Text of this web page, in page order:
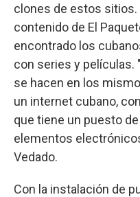
clones de estos sitios.
contenido de El
encontrado los
con series y películas.
se hacen en los
un internet cubano,
que tiene un puesto
elementos
Vedado.
Con la instalación de